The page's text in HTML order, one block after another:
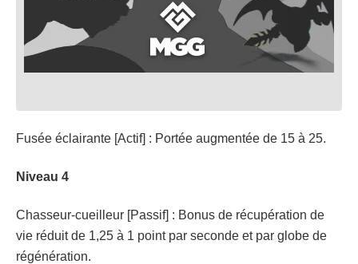
Fusée éclairante [Actif] : Portée augmentée de 15 à 25.
Niveau 4
Chasseur-cueilleur [Passif] : Bonus de récupération de
vie réduit de 1,25 à 1 point par seconde et par globe de
régénération.